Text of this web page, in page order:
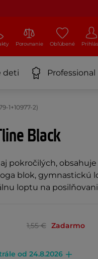
Porovnanie Obľúbené
deti Professional
1+10977-2)
Black
pokročilých, obsahuje
blok, gymnastickú
loptu na
1,55 € Zadarmo
od 24.8.2026